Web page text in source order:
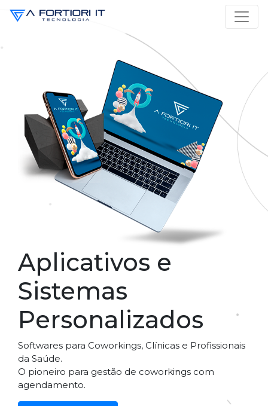
Aplicativos e
Sistemas
Personalizados
Softwares para Coworkings, Clínicas e Profissionais
da Saúde.
O pioneiro para gestão de coworkings com
agendamento.